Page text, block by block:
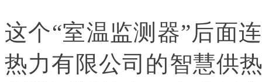
这个“室温监测器”后面
热力有限公司的智慧供